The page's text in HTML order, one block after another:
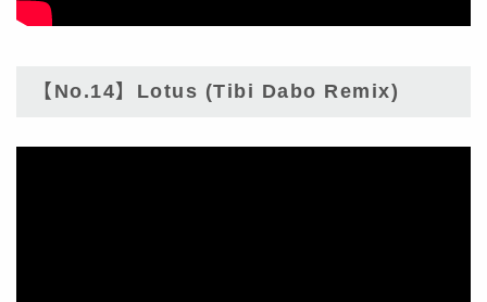
【No.14】Lotus (Tibi Dabo Remix)